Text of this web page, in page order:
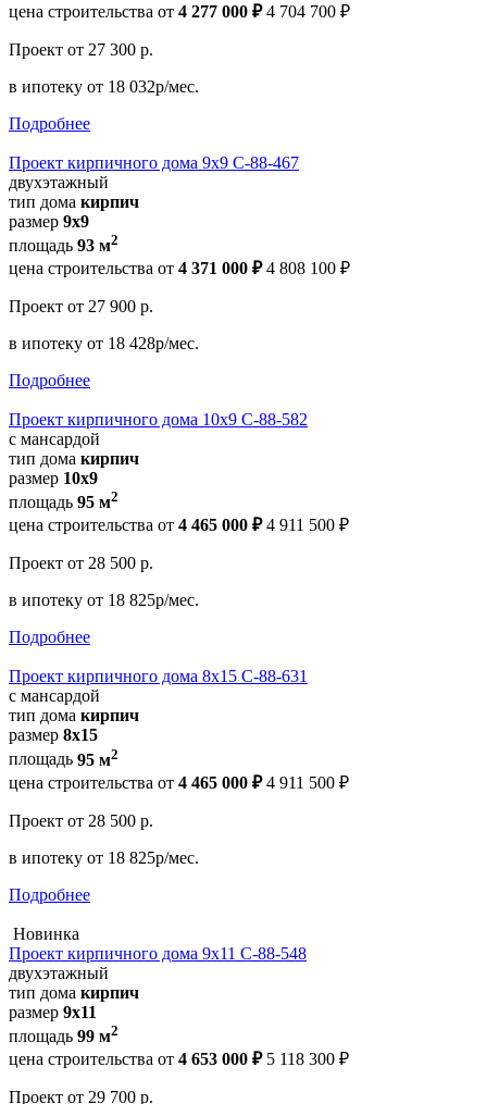
цена строительства от 4 277 000 ₽ 4 704 700 ₽
Проект от 27 300 р.
в ипотеку от 18 032р/мес.
Подробнее
Проект кирпичного дома 9х9 С-88-467
двухэтажный
тип дома кирпич
размер 9х9
площадь 93 м2
цена строительства от 4 371 000 ₽ 4 808 100 ₽
Проект от 27 900 р.
в ипотеку от 18 428р/мес.
Подробнее
Проект кирпичного дома 10х9 С-88-582
с мансардой
тип дома кирпич
размер 10х9
площадь 95 м2
цена строительства от 4 465 000 ₽ 4 911 500 ₽
Проект от 28 500 р.
в ипотеку от 18 825р/мес.
Подробнее
Проект кирпичного дома 8х15 С-88-631
с мансардой
тип дома кирпич
размер 8x15
площадь 95 м2
цена строительства от 4 465 000 ₽ 4 911 500 ₽
Проект от 28 500 р.
в ипотеку от 18 825р/мес.
Подробнее
Новинка
Проект кирпичного дома 9х11 С-88-548
двухэтажный
тип дома кирпич
размер 9х11
площадь 99 м2
цена строительства от 4 653 000 ₽ 5 118 300 ₽
Проект от 29 700 р.